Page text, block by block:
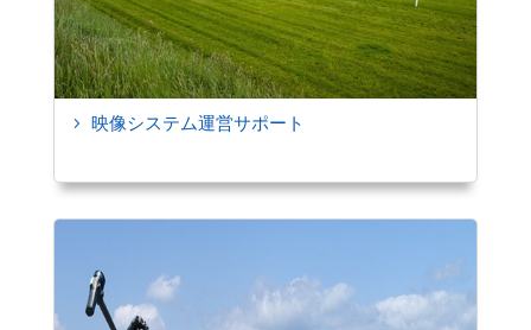
5 映像システム運営サポート